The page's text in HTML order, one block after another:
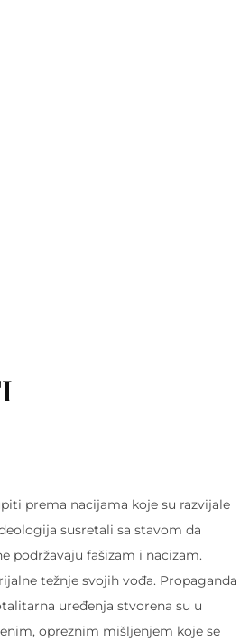
prema nacijama koje su razvijale
susretali sa stavom da
podržavaju fašizam i nacizam.
težnje svojih vođa. Propaganda
uređenja stvorena su u
opreznim mišljenjem koje se